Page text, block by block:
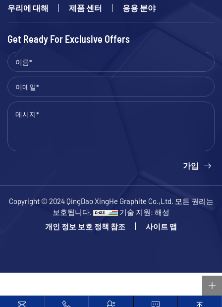
우리에 대해 제품 센터 응용 분야
Get Ready For Exclusive Offers
가입
Copyright © 2024 QingDao XingHe Graphite Co.,Ltd. 모든 권리는
보호됩니다.
기술 지원: 해성
개인 정보 보호 정책 참조
사이트 맵